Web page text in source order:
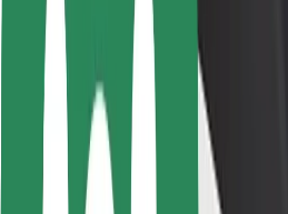
Chaufførsikkerhed
Sikkerhed på el-løbehjul
Sikkerhedscenter
Byer
Placeringer